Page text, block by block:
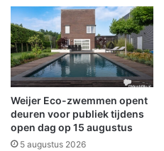
e
l
e
n
i
j
s
b
a
a
m
o
o
i
i
j
s
Weijer Eco-zwemmen opent
deuren voor publiek tijdens
open dag op 15 augustus
5 augustus 2026